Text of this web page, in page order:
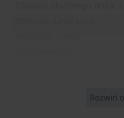
Rozwiń